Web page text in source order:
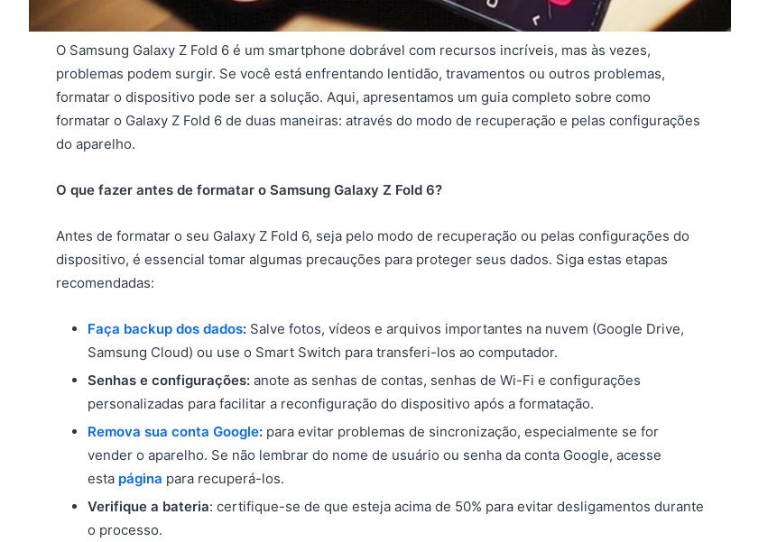
O Samsung Galaxy Z Fold 6 é um smartphone dobrável com recursos incríveis, mas às vezes,
problemas podem surgir. Se você está enfrentando lentidão, travamentos ou outros problemas,
formatar o dispositivo pode ser a solução. Aqui, apresentamos um guia completo sobre como
formatar o Galaxy Z Fold 6 de duas maneiras: através do modo de recuperação e pelas configurações
do aparelho.
O que fazer antes de formatar o Samsung Galaxy Z Fold 6?
Antes de formatar o seu Galaxy Z Fold 6, seja pelo modo de recuperação ou pelas configurações do
dispositivo, é essencial tomar algumas precauções para proteger seus dados. Siga estas etapas
recomendadas:
Faça backup dos dados: Salve fotos, vídeos e arquivos importantes na nuvem (Google Drive,
Samsung Cloud) ou use o Smart Switch para transferi-los ao computador.
Senhas e configurações: anote as senhas de contas, senhas de Wi-Fi e configurações
personalizadas para facilitar a reconfiguração do dispositivo após a formatação.
Remova sua conta Google: para evitar problemas de sincronização, especialmente se for
vender o aparelho. Se não lembrar do nome de usuário ou senha da conta Google, acesse
esta página para recuperá-los.
Verifique a bateria: certifique-se de que esteja acima de 50% para evitar desligamentos durante
o processo.